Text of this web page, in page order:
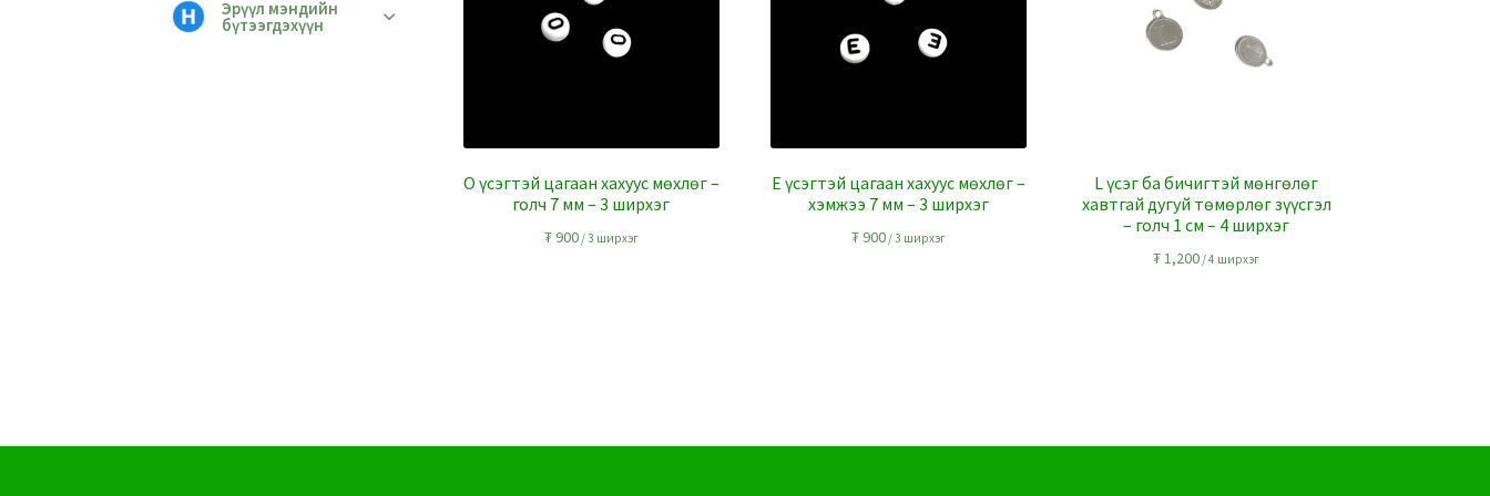
O үсэгтэй цагаан хахуус мөхлөг –
голч 7 мм – 3 ширхэг
₮900/ 3 ширхэг
E үсэгтэй цагаан хахуус мөхлөг –
хэмжээ 7 мм – 3 ширхэг
₮ 900 / 3 ширхэг
L үсэг ба бичигтэй мөнгөлөг
хавтгай дугуй төмөрлөг зүүсгэл
– голч 1 см – 4 ширхэг
₮1,200 / 4 ширхэг
Эрүүл мэндийн
бүтээгдэхүүн